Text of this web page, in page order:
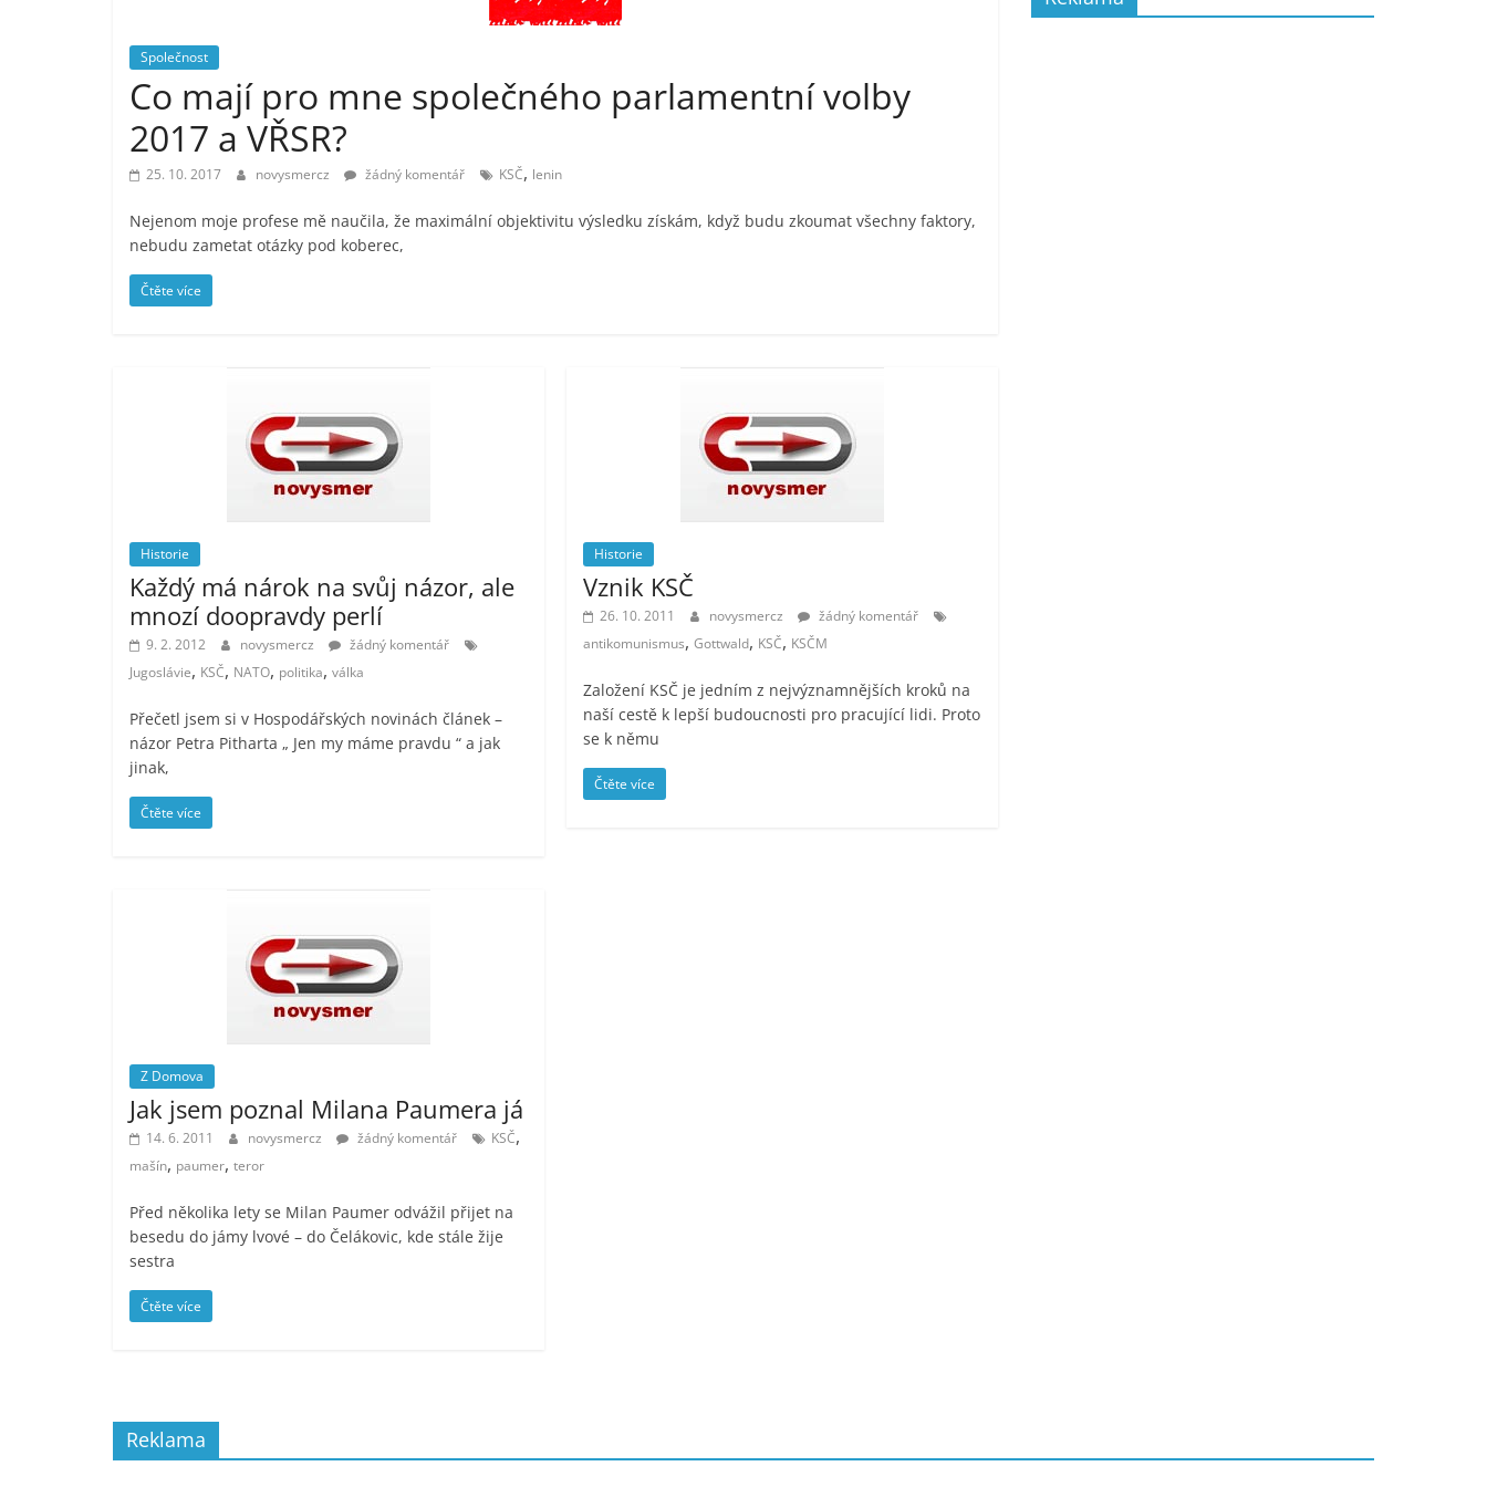
prospívá?
Společnost
Co mají pro mne společného parlamentní volby
2017 a VŘSR?
25. 10. 2017 novysmercz žádný komentář KSČ, lenin
Nejenom moje profese mě naučila, že maximální objektivitu výsledku získám, když budu zkoumat všechny faktory,
nebudu zametat otázky pod koberec,
Čtěte více
Historie
Každý má nárok na svůj názor, ale
mnozí doopravdy perlí
9. 2. 2012 novysmercz
žádný komentář
Jugoslávie, KSČ, NATO, politika, válka
Přečetl jsem si v Hospodářských novinách článek –
názor Petra Pitharta „ Jen my máme pravdu “ a jak
jinak,
Čtěte více
Historie
Vznik KSČ
26. 10. 2011 novysmercz
žádný komentář
antikomunismus,Gottwald, KSČ, KSČM
Založení KSČ je jedním z nejvýznamnějších kroků na
naší cestě k lepší budoucnosti pro pracující lidi. Proto
se k němu
Čtěte více
Z Domova
Jak jsem poznal Milana Paumera já
14. 6. 2011 novysmercz žádný komentář KSČ,
mašín, paumer, teror
Před několika lety se Milan Paumer odvážil přijet na
besedu do jámy lvové – do Čelákovic, kde stále žije
sestra
Čtěte více
Reklama